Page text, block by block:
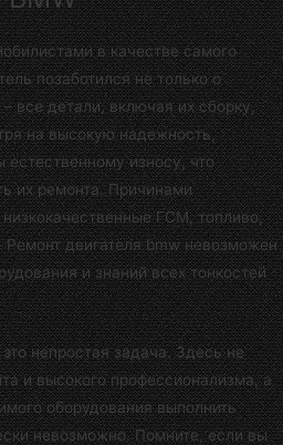
в качестве самого
позаботился не только о
все детали, включая их сборку,
на высокую надежность,
износу, что
их ремонта. Причинами
ГСМ, топливо,
Ремонт двигателя bmw невозможен
и знаний всех тонкостей
непростая задача. Здесь не
и высокого профессионализма, а
оборудования выполнить
невозможно. Помните, если вы